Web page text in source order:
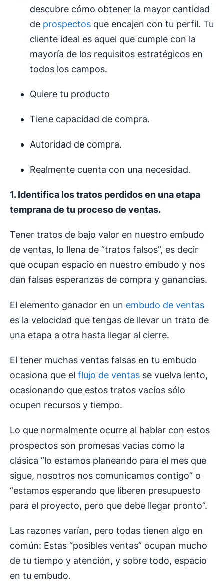
descubre cómo obtener la mayor cantidad
de prospectos que encajen con tu perfil. Tu
cliente ideal es aquel que cumple con la
mayoría de los requisitos estratégicos en
todos los campos.
Quiere tu producto
Tiene capacidad de compra.
Autoridad de compra.
Realmente cuenta con una necesidad.
1. Identifica los tratos perdidos en una etapa
temprana de tu proceso de ventas.
Tener tratos de bajo valor en nuestro embudo
de ventas, lo llena de “tratos falsos”, es decir
que ocupan espacio en nuestro embudo y nos
dan falsas esperanzas de compra y ganancias.
El elemento ganador en un embudo de ventas
es la velocidad que tengas de llevar un trato de
una etapa a otra hasta llegar al cierre.
El tener muchas ventas falsas en tu embudo
ocasiona que el flujo de ventas se vuelva lento,
ocasionando que estos tratos vacíos sólo
ocupen recursos y tiempo.
Lo que normalmente ocurre al hablar con estos
prospectos son promesas vacías como la
clásica ”lo estamos planeando para el mes que
sigue, nosotros nos comunicamos contigo” o
“estamos esperando que liberen presupuesto
para el proyecto, pero que debe llegar pronto”.
Las razones varían, pero todas tienen algo en
común: Estas “posibles ventas” ocupan mucho
de tu tiempo y atención, y sobre todo, espacio
en tu embudo.